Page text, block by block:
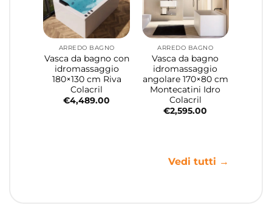
ARREDO BAGNO
Vasca da bagno con
idromassaggio
180×130 cm Riva
Colacril
€4,489.00
ARREDO BAGNO
Vasca da bagno
idromassaggio
angolare 170×80 cm
Montecatini Idro
Colacril
€2,595.00
Vedi tutti →